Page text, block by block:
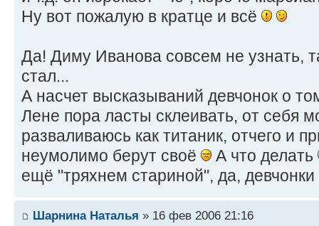
Ну вот пожалую в кратце и всё
Да! Диму Иванова совсем не узнать,
стал...
А насчет высказываний девчонок о
Лене пора ласты склеивать, от себя
разваливаюсь как титаник, отчего и
неумолимо берут своё
А что делать
ещё "тряхнем стариной", да, девчонки
Шарнина Наталья » 16 фев 2006 21:16